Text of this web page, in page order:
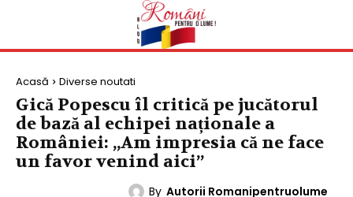
Acasă Diverse noutati
Gică Popescu îl critică pe jucătorul
de bază al echipei naționale a
României: „Am impresia că ne face
un favor venind aici”
By Autorii Romanipentruolume